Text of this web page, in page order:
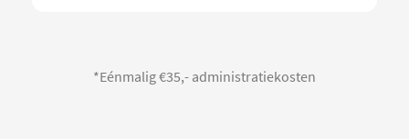
*Eénmalig €35,- administratiekosten